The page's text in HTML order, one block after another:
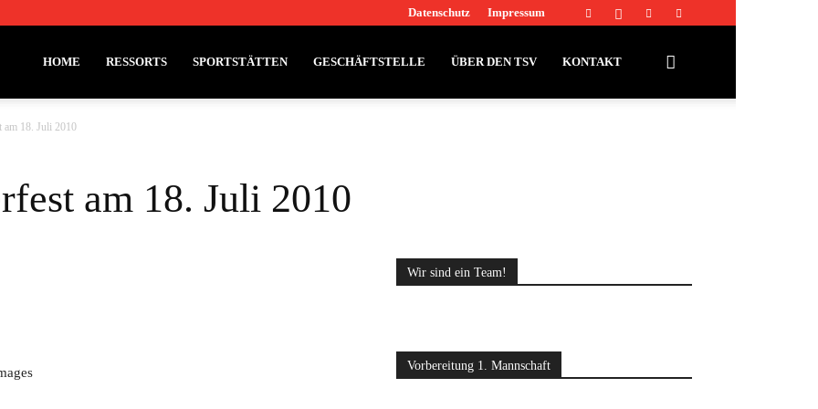
Datenschutz Impressum
HOME RESSORTS SPORTSTÄTTEN GESCHÄFTSTELLE ÜBER DEN TSV KONTAKT
am 18. Juli 2010
am 18. Juli 2010
Wir sind ein Team!
Vorbereitung 1. Mannschaft